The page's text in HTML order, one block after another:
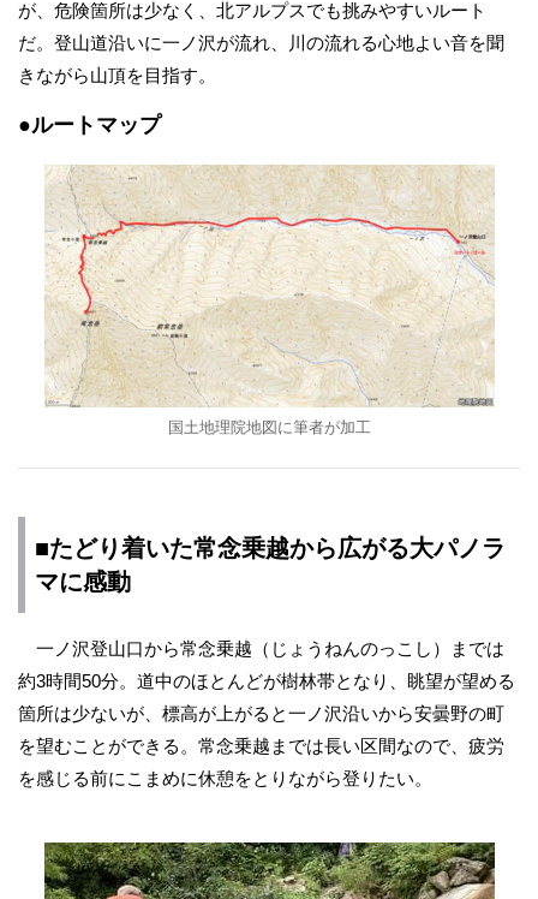
が、危険箇所は少なく、北アルプスでも挑みやすいルート
だ。登山道沿いに一ノ沢が流れ、川の流れる心地よい音を聞
きながら山頂を目指す。
●ルートマップ
国土地理院地図に筆者が加工
■たどり着いた常念乗越から広がる大パノラ
マに感動
一ノ沢登山口から常念乗越（じょうねんのっこし）までは
約3時間50分。道中のほとんどが樹林帯となり、眺望が望める
箇所は少ないが、標高が上がると一ノ沢沿いから安曇野の町
を望むことができる。常念乗越までは長い区間なので、疲労
を感じる前にこまめに休憩をとりながら登りたい。